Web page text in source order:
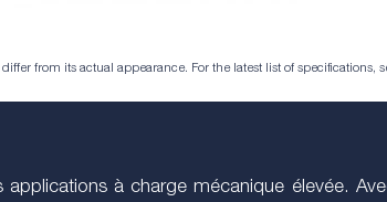
from its actual appearance. For the latest list of specifications,
à charge mécanique élevée.